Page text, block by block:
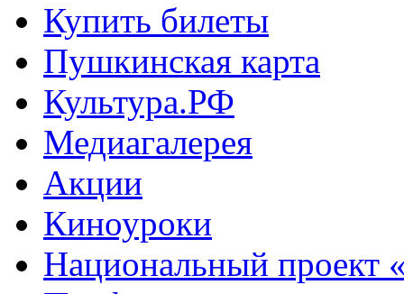
Купить билеты
Пушкинская карта
Культура.РФ
Медиагалерея
Акции
Киноуроки
Национальный проект